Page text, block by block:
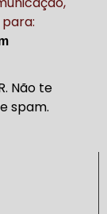
Não te
spam.